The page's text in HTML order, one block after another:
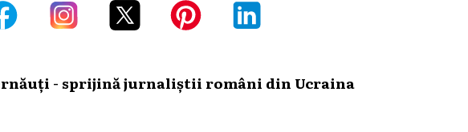
- sprijină jurnaliștii români din Ucraina